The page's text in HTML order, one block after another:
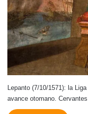
Lepanto (7/10/1571): la
avance otomano.